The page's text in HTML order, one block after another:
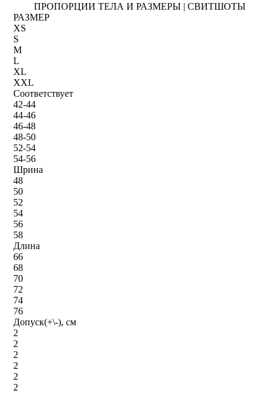
ПРОПОРЦИИ ТЕЛА И РАЗМЕРЫ | СВИТШОТЫ
РАЗМЕР
XS
S
M
L
XL
XXL
Соответствует
42-44
44-46
46-48
48-50
52-54
54-56
Шрина
48
50
52
54
56
58
Длина
66
68
70
72
74
76
Допуск(+\-), см
2
2
2
2
2
2